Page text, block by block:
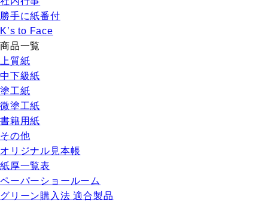
勝手に紙番付
K’s to Face
商品一覧
上質紙
中下級紙
塗工紙
微塗工紙
書籍用紙
その他
オリジナル見本帳
紙厚一覧表
ペーパーショールーム
グリーン購入法 適合製品